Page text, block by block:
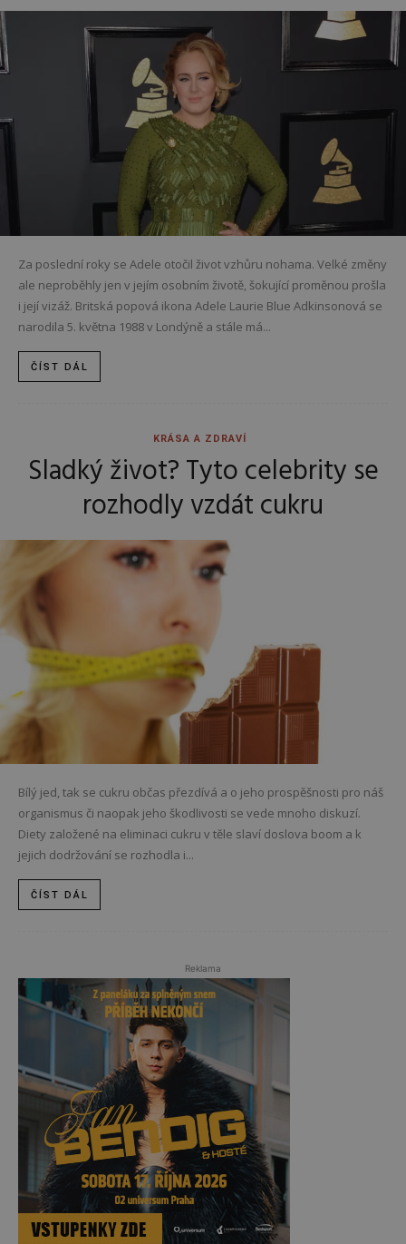
Za poslední roky se Adele otočil život vzhůru nohama. Velké změny
ale neproběhly jen v jejím osobním životě, šokující proměnou prošla
i její vizáž. Britská popová ikona Adele Laurie Blue Adkinsonová se
narodila 5. května 1988 v Londýně a stále má...
ČÍST DÁL
KRÁSA A ZDRAVÍ
Sladký život? Tyto celebrity se
rozhodly vzdát cukru
Bílý jed, tak se cukru občas přezdívá a o jeho prospěšnosti pro náš
organismus či naopak jeho škodlivosti se vede mnoho diskuzí.
Diety založené na eliminaci cukru v těle slaví doslova boom a k
jejich dodržování se rozhodla i...
ČÍST DÁL
Reklama